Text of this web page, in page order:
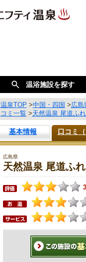
温浴施設を探す
温泉TOP >中国・四国 >広島
コミ一覧 >天然温泉 尾道ふ
基本情報 口コミ（
広島県
天然温泉 尾道ふ